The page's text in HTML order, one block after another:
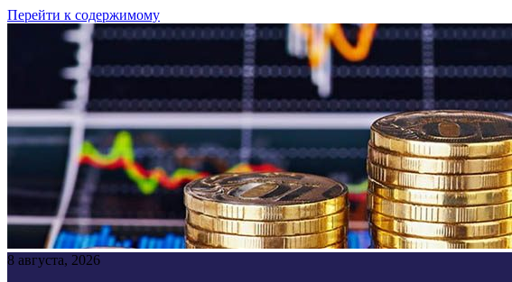
Перейти к содержимому
8 августа, 2026